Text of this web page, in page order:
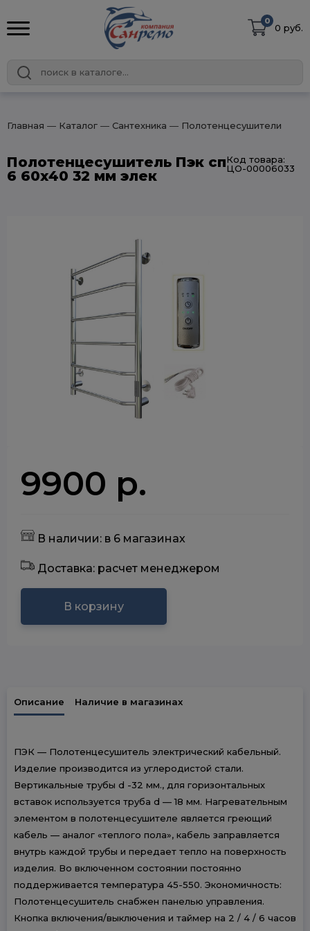
0
0 руб.
Главная ― Каталог ― Сантехника ― Полотенцесушители
Полотенцесушитель Пэк сп
6 60х40 32 мм элек
Код товара:
ЦО-00006033
9900 р.
В наличии: в 6 магазинах
Доставка: расчет менеджером
В корзину
Описание Наличие в магазинах
ПЭК — Полотенцесушитель электрический кабельный.
Изделие производится из углеродистой стали.
Вертикальные трубы d -32 мм., для горизонтальных
вставок используется труба d — 18 мм. Нагревательным
элементом в полотенцесушителе является греющий
кабель — аналог «теплого пола», кабель заправляется
внутрь каждой трубы и передает тепло на поверхность
изделия. Во включенном состоянии постоянно
поддерживается температура 45-550. Экономичность:
Полотенцесушитель снабжен панелью управления.
Кнопка включения/выключения и таймер на 2 / 4 / 6 часов